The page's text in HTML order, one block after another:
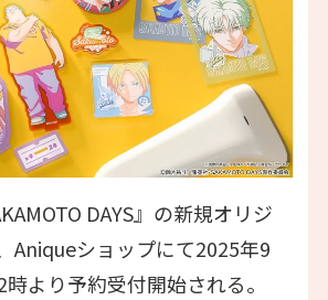
DAYS』の新規オリジ
Aniqueショップにて2025年9
より予約受付開始される。